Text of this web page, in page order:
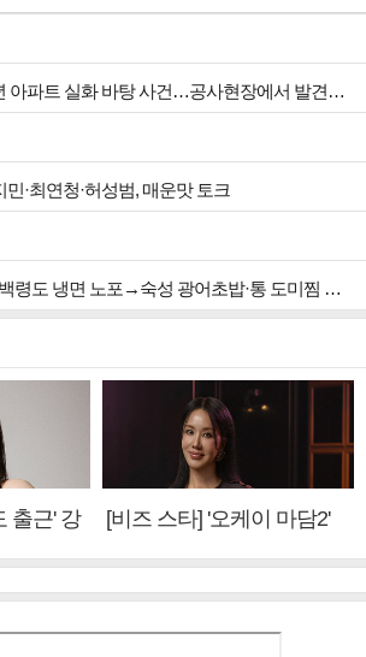
'아파트404' 1화, 1998년 아파트 실화 바탕 사건…공사현장에서 발견된 것 추리 시작
민·최연청·허성범, 매운맛 토크
'전현무계획4' 김민하, 백령도 냉면 노포→숙성 광어초밥·통 도미찜 맛집 탐방
출근' 강
[비즈 스타] '오케이 마담2'